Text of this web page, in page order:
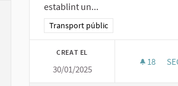
establint un...
Resultats al filtrar per la categoria:
Transport públic
CREAT EL
30/01/2025
18 18